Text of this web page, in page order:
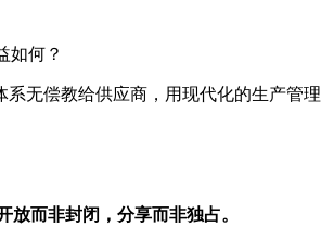
如何？
无偿教给供应商，用现代化的生产管
而非封闭，分享而非独占。